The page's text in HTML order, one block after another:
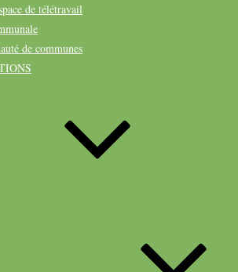
de télétravail
de communes